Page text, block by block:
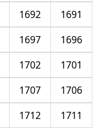
1691
1692
1696
1697
1701
1702
1706
1707
1711
1712